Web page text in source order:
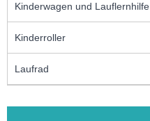
Kinderwagen und Lauflernhilfe
Kinderroller
Laufrad